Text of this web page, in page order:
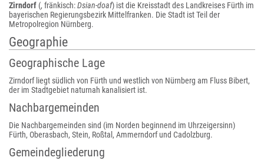
Zirndorf (, fränkisch:Dsian-doaf) ist die Kreisstadt des Landkreises Fürth im
bayerischen Regierungsbezirk Mittelfranken. Die Stadt ist Teil der
Metropolregion Nürnberg.
Geographie
Geographische Lage
Zirndorf liegt südlich von Fürth und westlich von Nürnberg am Fluss Bibert,
der im Stadtgebiet naturnah kanalisiert ist.
Nachbargemeinden
Die Nachbargemeinden sind (im Norden beginnend im Uhrzeigersinn)
Fürth, Oberasbach, Stein, Roßtal, Ammerndorf und Cadolzburg.
Gemeindegliederung